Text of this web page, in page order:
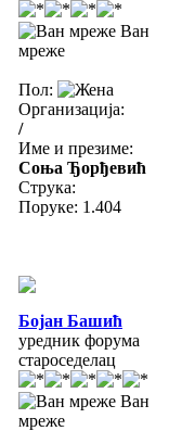
Ван
мреже
Пол:
Организација:
/
Име и презиме:
Соња Ђорђевић
Струка:
Поруке: 1.404
Бојан Башић
уредник форума
староседелац
Ван
мреже